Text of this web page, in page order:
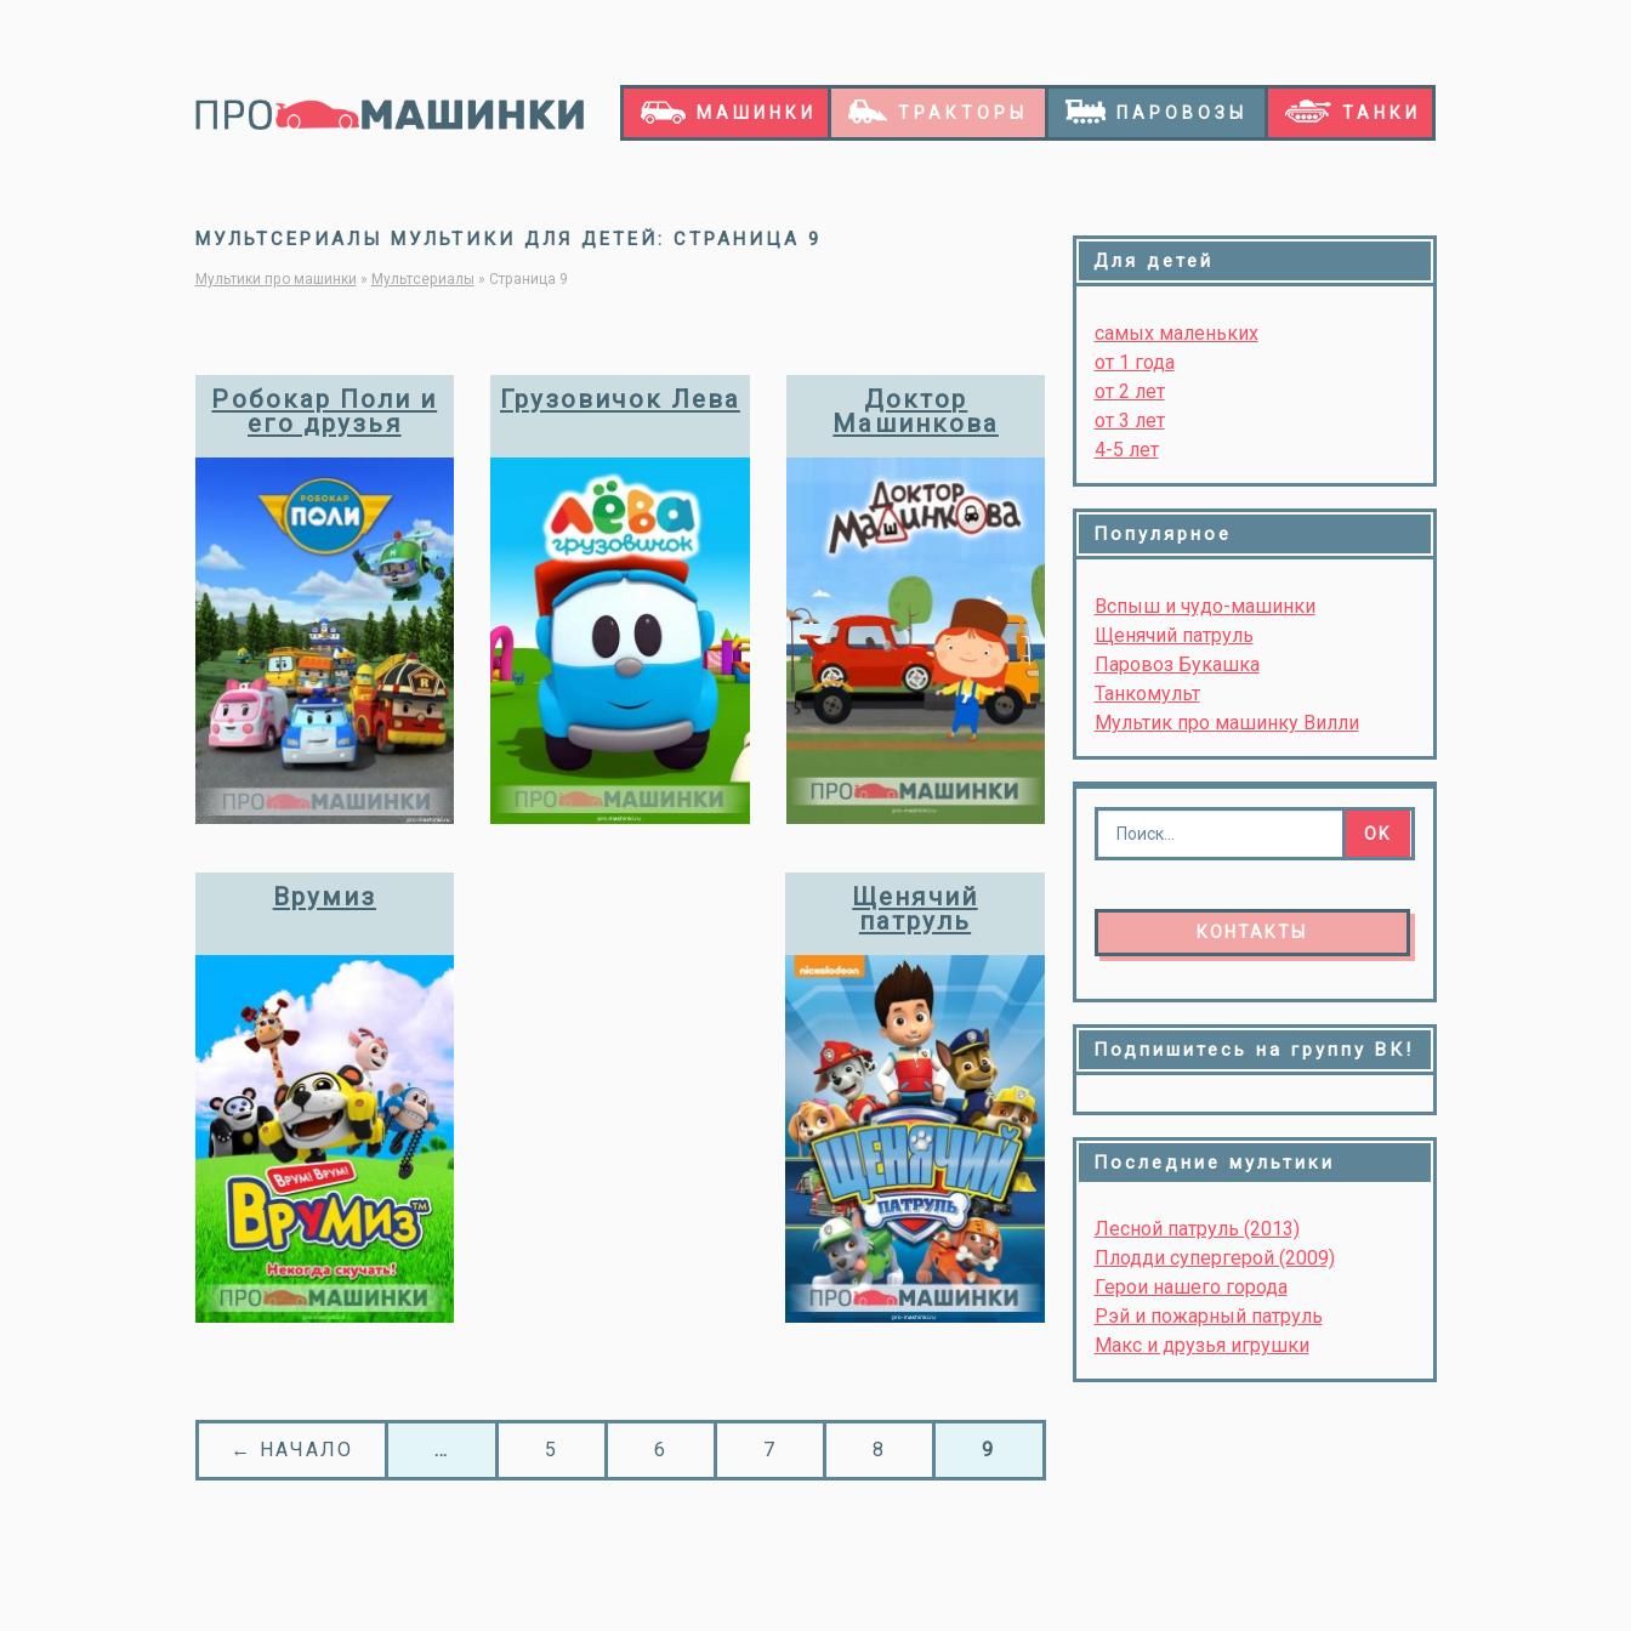
МАШИНКИ ТРАКТОРЫ ПАРОВОЗЫ ТАНКИ
МУЛЬТСЕРИАЛЫ МУЛЬТИКИ ДЛЯ ДЕТЕЙ: СТРАНИЦА 9
Мультики про машинки » Мультсериалы » Страница 9
Робокар Поли и
его друзья
Грузовичок Лева
Доктор
Машинкова
Врумиз
Щенячий
патруль
← НАЧАЛО … 5 6 7 8 9
Для детей
самых маленьких
от 1 года
от 2 лет
от 3 лет
4-5 лет
Популярное
Вспыш и чудо-машинки
Щенячий патруль
Паровоз Букашка
Танкомульт
Мультик про машинку Вилли
КОНТАКТЫ
Подпишитесь на группу ВК!
Последние мультики
Лесной патруль (2013)
Плодди супергерой (2009)
Герои нашего города
Рэй и пожарный патруль
Макс и друзья игрушки